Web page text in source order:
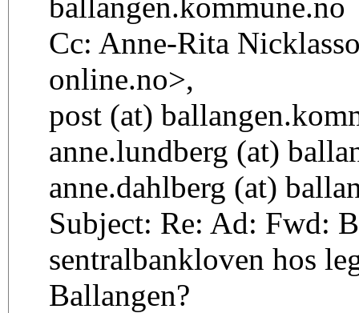
Cc: Anne-Rita
online.no>,
post (at)
anne.lundberg (at)
anne.dahlberg (at)
Subject: Re: Ad: Fwd:
sentralbankloven hos
Ballangen?